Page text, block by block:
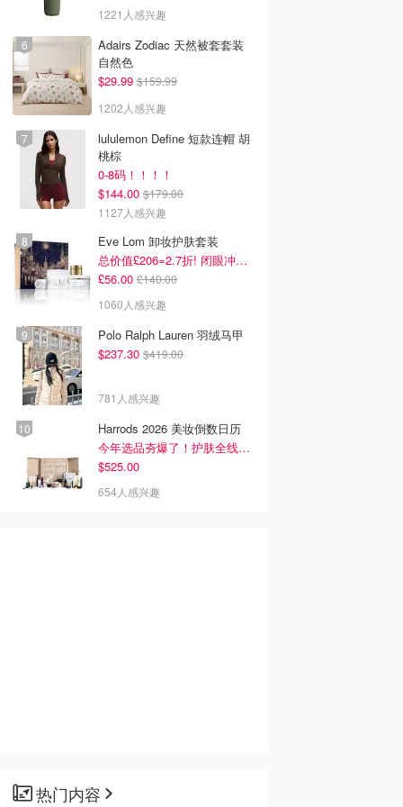
1221人感兴趣
Adairs Zodiac 天然被套套装
自然色
$29.99 $159.99
1202人感兴趣
lululemon Define 短款连帽 胡
桃棕
0-8码！！！！
$144.00 $179.00
1127人感兴趣
Eve Lom 卸妆护肤套装
总价值£206=2.7折! 闭眼冲这套
£56.00 £140.00
1060人感兴趣
Polo Ralph Lauren 羽绒马甲
$237.30 $419.00
781人感兴趣
Harrods 2026 美妆倒数日历
今年选品夯爆了！护肤全线都很绝
$525.00
654人感兴趣
热门内容